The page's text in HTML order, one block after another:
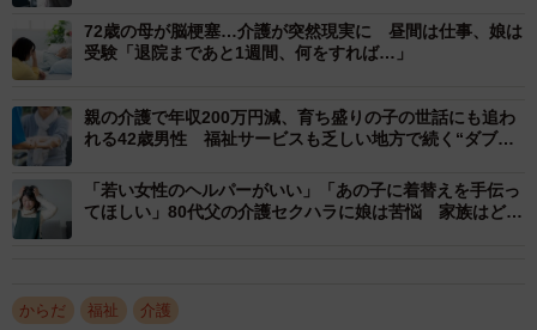
5時30分に起床。母親の徘徊対策のために早起きし、身支度
や朝食の準備を始めます。6時には母親を起こし、朝食の介
ヘルパーに母親の身支度や朝食介助、服薬介助を依頼して
います。こうすることで、田中さんは朝の業務開始準備に
充てることができます。
曜・水曜・金曜は、朝9時に送迎者が到着し、母親はデイサ
72歳の母が脳梗塞…介護が突然現実に 昼間は仕事、娘は
受験「退院まであと1週間、何をすれば…」
親の介護で年収200万円減、育ち盛りの子の世話にも追わ
れる42歳男性 福祉サービスも乏しい地方で続く“ダブル
「若い女性のヘルパーがいい」「あの子に着替えを手伝っ
てほしい」80代父の介護セクハラに娘は苦悩 家族はどう
からだ 福祉 介護